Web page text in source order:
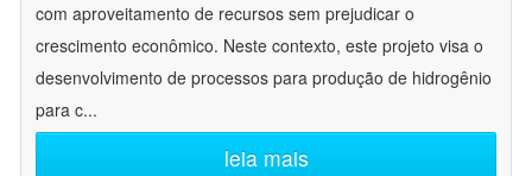
com aproveitamento de recursos sem prejudicar o
crescimento econômico. Neste contexto, este projeto visa o
desenvolvimento de processos para produção de hidrogênio
para c...
leia mais